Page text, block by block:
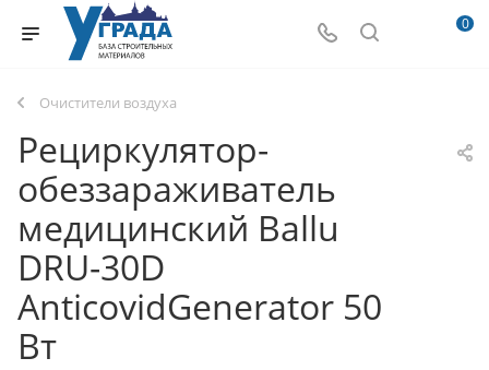
0
Очистители воздуха
Рециркулятор-
обеззараживатель
медицинский Ballu
DRU-30D
AnticovidGenerator 50
Вт